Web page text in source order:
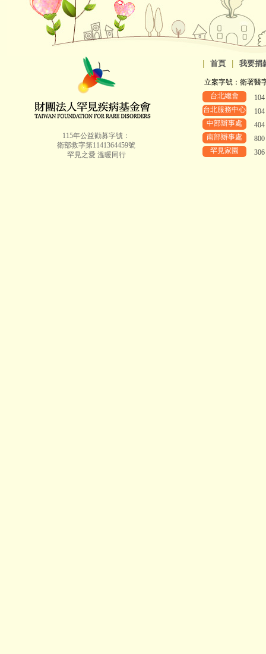
115年公益勸募字號：
衛部救字第1141364459號
罕見之愛 溫暖同行
首頁 我要捐
立案字號：衛署醫
台北總會
台北服務中心
中部辦事處
南部辦事處
罕見家園